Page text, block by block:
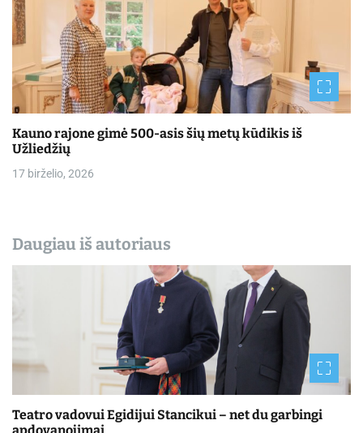
Kauno rajone gimė 500-asis šių metų kūdikis iš
Užliedžių
17 birželio, 2026
Daugiau iš autoriaus
Teatro vadovui Egidijui Stancikui – net du garbingi
apdovanojimai